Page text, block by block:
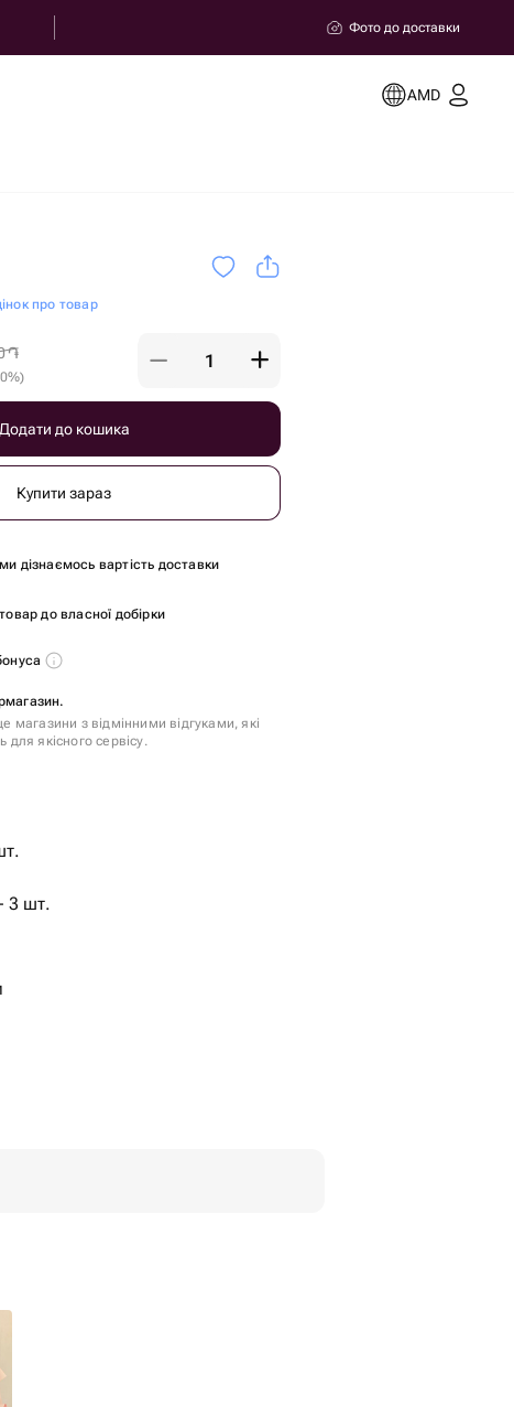
Фото до доставки
AMD
про товар
֏
%)
Додати до кошика
Купити зараз
ми дізнаємось вартість доставки
до власної добірки
магазини з відмінними відгуками, які
для якісного сервісу.
3 шт.